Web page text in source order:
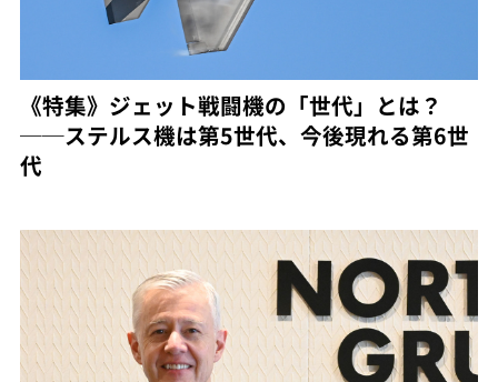
《特集》ジェット戦闘機の「世代」とは？
──ステルス機は第5世代、今後現れる第6世
代